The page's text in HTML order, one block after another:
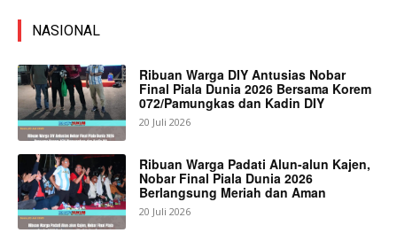
NASIONAL
Ribuan Warga DIY Antusias Nobar
Final Piala Dunia 2026 Bersama Korem
072/Pamungkas dan Kadin DIY
20 Juli 2026
Ribuan Warga Padati Alun-alun Kajen,
Nobar Final Piala Dunia 2026
Berlangsung Meriah dan Aman
20 Juli 2026